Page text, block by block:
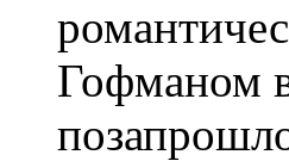
Гофманом